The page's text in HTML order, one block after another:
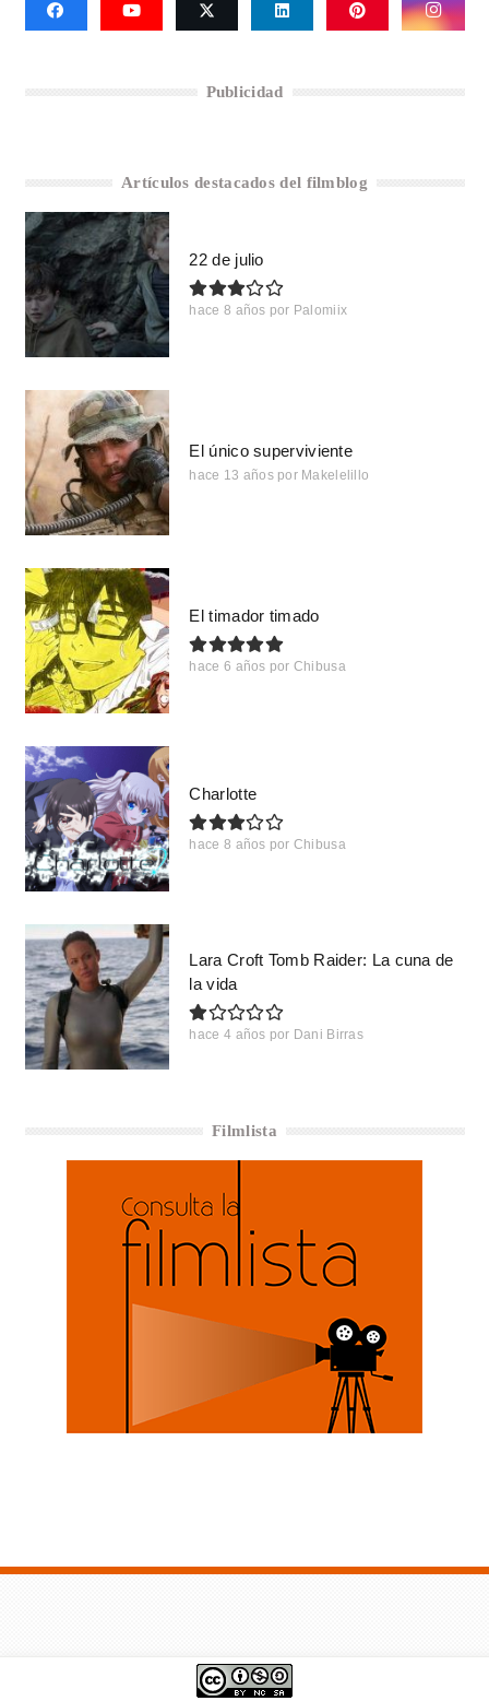
Publicidad
Artículos destacados del filmblog
22 de julio
hace 8 años por Palomiix
El único superviviente
hace 13 años por Makelelillo
El timador timado
hace 6 años por Chibusa
Charlotte
hace 8 años por Chibusa
Lara Croft Tomb Raider: La cuna de
la vida
hace 4 años por Dani Birras
Filmlista